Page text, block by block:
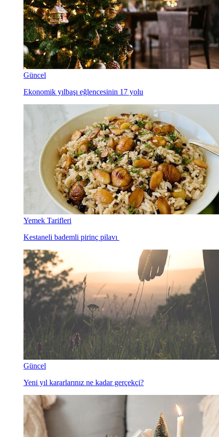
Güncel
Ekonomik yılbaşı eğlencesinin 17 yolu
Yemek Tarifleri
Kestaneli bademli pirinç pilavı
Güncel
Yeni yıl kararlarınız ne kadar gerçekçi?